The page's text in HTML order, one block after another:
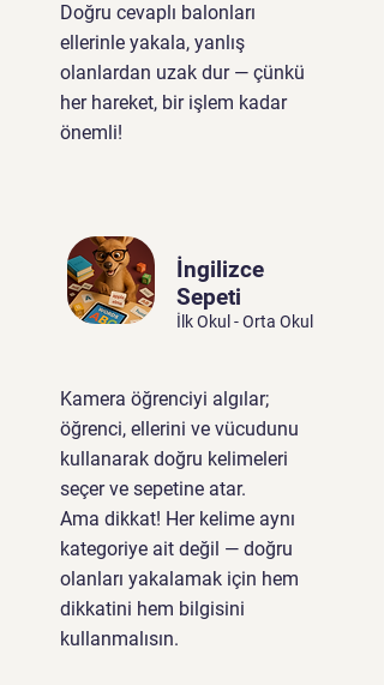
Doğru cevaplı balonları
ellerinle yakala, yanlış
olanlardan uzak dur — çünkü
her hareket, bir işlem kadar
önemli!
İngilizce
Sepeti
İlk Okul - Orta Okul
Kamera öğrenciyi algılar;
öğrenci, ellerini ve vücudunu
kullanarak doğru kelimeleri
seçer ve sepetine atar.
Ama dikkat! Her kelime aynı
kategoriye ait değil — doğru
olanları yakalamak için hem
dikkatini hem bilgisini
kullanmalısın.